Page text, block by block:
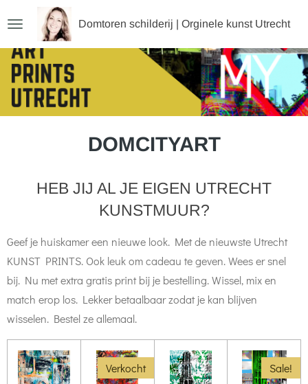
naar
de
hoofdinhoud
Domtoren schilderij | Orginele kunst Utrecht
DOMCITYART
HEB JIJ AL JE EIGEN UTRECHT
KUNSTMUUR?
Geef je huiskamer een nieuwe look. Met de nieuwste Utrecht
KUNST PRINTS. Ook leuk om cadeau te geven. Wees er snel
bij. Nu met extra gratis print bij je bestelling. Wissel, mix en
match erop los. Lekker betaalbaar zodat je kan blijven
wisselen. Bestel ze allemaal.
Verkocht Sale!